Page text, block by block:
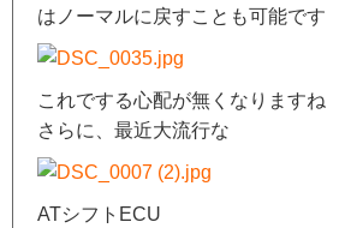
はノーマルに戻すことも可能です
これでする心配が無くなりますね
さらに、最近大流行な
ATシフトECU